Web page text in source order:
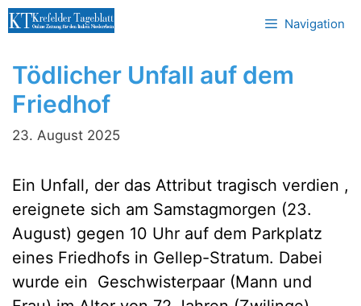
Zum
Inhalt
Navigation
Tödlicher Unfall auf dem
Friedhof
23. August 2025
Ein Unfall, der das Attribut tragisch verdien ,
ereignete sich am Samstagmorgen (23.
August) gegen 10 Uhr auf dem Parkplatz
eines Friedhofs in Gellep-Stratum. Dabei
wurde ein Geschwisterpaar (Mann und